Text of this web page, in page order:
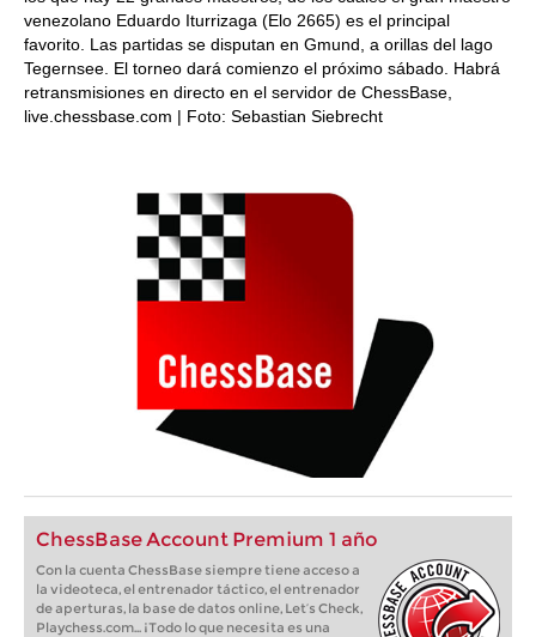
venezolano Eduardo Iturrizaga (Elo 2665) es el principal
favorito. Las partidas se disputan en Gmund, a orillas del lago
Tegernsee. El torneo dará comienzo el próximo sábado. Habrá
retransmisiones en directo en el servidor de ChessBase,
live.chessbase.com | Foto: Sebastian Siebrecht
ChessBase Account Premium 1 año
Con la cuenta ChessBase siempre tiene acceso a
la videoteca, el entrenador táctico, el entrenador
de aperturas, la base de datos online, Let’s Check,
Playchess.com... ¡Todo lo que necesita es una